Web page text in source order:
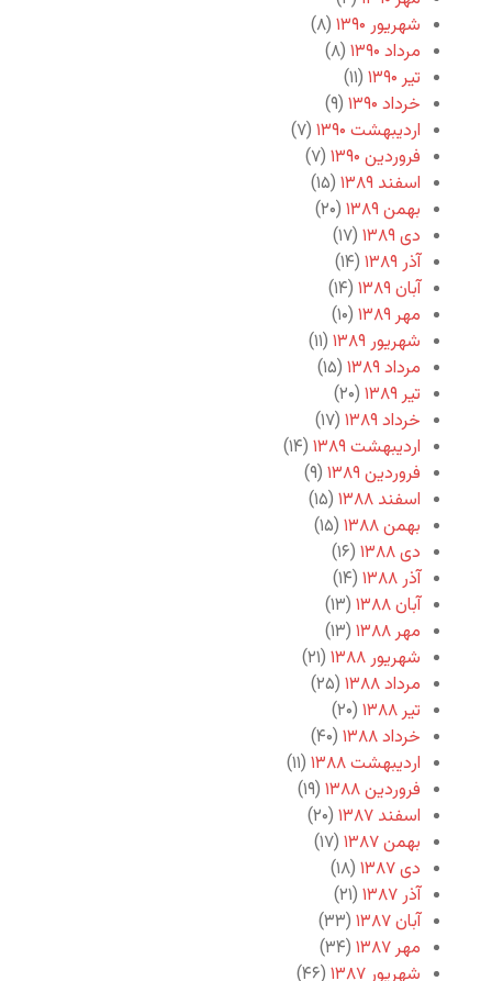
شهریور ۱۳۹۰
(۸)
مرداد ۱۳۹۰
(۸)
تیر ۱۳۹۰
(۱۱)
خرداد ۱۳۹۰
(۹)
اردیبهشت ۱۳۹۰
(۷)
فروردین ۱۳۹۰
(۷)
اسفند ۱۳۸۹
(۱۵)
بهمن ۱۳۸۹
(۲۰)
دی ۱۳۸۹
(۱۷)
آذر ۱۳۸۹
(۱۴)
آبان ۱۳۸۹
(۱۴)
مهر ۱۳۸۹
(۱۰)
شهریور ۱۳۸۹
(۱۱)
مرداد ۱۳۸۹
(۱۵)
تیر ۱۳۸۹
(۲۰)
خرداد ۱۳۸۹
(۱۷)
اردیبهشت ۱۳۸۹
(۱۴)
فروردین ۱۳۸۹
(۹)
اسفند ۱۳۸۸
(۱۵)
بهمن ۱۳۸۸
(۱۵)
دی ۱۳۸۸
(۱۶)
آذر ۱۳۸۸
(۱۴)
آبان ۱۳۸۸
(۱۳)
مهر ۱۳۸۸
(۱۳)
شهریور ۱۳۸۸
(۲۱)
مرداد ۱۳۸۸
(۲۵)
تیر ۱۳۸۸
(۲۰)
خرداد ۱۳۸۸
(۴۰)
اردیبهشت ۱۳۸۸
(۱۱)
فروردین ۱۳۸۸
(۱۹)
اسفند ۱۳۸۷
(۲۰)
بهمن ۱۳۸۷
(۱۷)
دی ۱۳۸۷
(۱۸)
آذر ۱۳۸۷
(۲۱)
آبان ۱۳۸۷
(۳۳)
مهر ۱۳۸۷
(۳۴)
شهریور ۱۳۸۷
(۴۶)